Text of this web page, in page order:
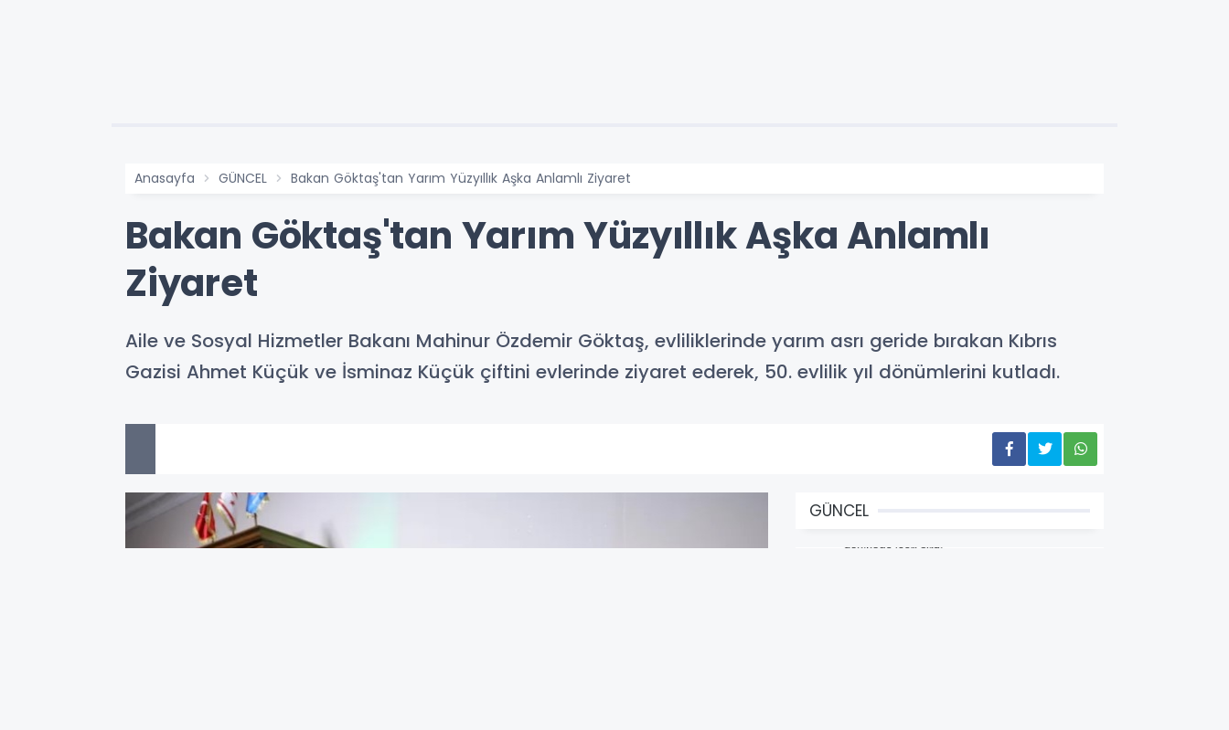
Anasayfa GÜNCEL Bakan Göktaş'tan Yarım Yüzyıllık Aşka Anlamlı Ziyaret
Bakan Göktaş'tan Yarım Yüzyıllık Aşka Anlamlı
Ziyaret
Aile ve Sosyal Hizmetler Bakanı Mahinur Özdemir Göktaş, evliliklerinde yarım asrı geride bırakan Kıbrıs
Gazisi Ahmet Küçük ve İsminaz Küçük çiftini evlerinde ziyaret ederek, 50. evlilik yıl dönümlerini kutladı.
GÜNCEL